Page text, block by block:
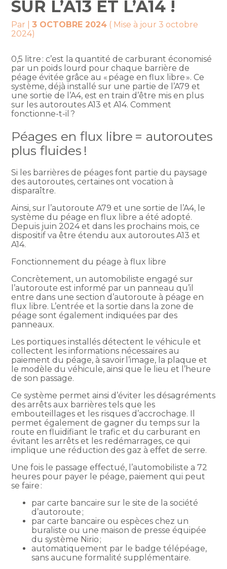
SUR L’A13 ET L’A14 !
Par |3 OCTOBRE 2024 ( Mise à jour 3 octobre
2024)
0,5 litre : c’est la quantité de carburant économisé
par un poids lourd pour chaque barrière de
péage évitée grâce au « péage en flux libre ». Ce
système, déjà installé sur une partie de l’A79 et
une sortie de l’A4, est en train d’être mis en plus
sur les autoroutes A13 et A14. Comment
fonctionne-t-il ?
Péages en flux libre = autoroutes
plus fluides !
Si les barrières de péages font partie du paysage
des autoroutes, certaines ont vocation à
disparaître.
Ainsi, sur l’autoroute A79 et une sortie de l’A4, le
système du péage en flux libre a été adopté.
Depuis juin 2024 et dans les prochains mois, ce
dispositif va être étendu aux autoroutes A13 et
A14.
Fonctionnement du péage à flux libre
Concrètement, un automobiliste engagé sur
l’autoroute est informé par un panneau qu’il
entre dans une section d’autoroute à péage en
flux libre. L’entrée et la sortie dans la zone de
péage sont également indiquées par des
panneaux.
Les portiques installés détectent le véhicule et
collectent les informations nécessaires au
paiement du péage, à savoir l’image, la plaque et
le modèle du véhicule, ainsi que le lieu et l’heure
de son passage.
Ce système permet ainsi d’éviter les désagréments
des arrêts aux barrières tels que les
embouteillages et les risques d’accrochage. Il
permet également de gagner du temps sur la
route en fluidifiant le trafic et du carburant en
évitant les arrêts et les redémarrages, ce qui
implique une réduction des gaz à effet de serre.
Une fois le passage effectué, l’automobiliste a 72
heures pour payer le péage, paiement qui peut
se faire :
par carte bancaire sur le site de la société
d’autoroute ;
par carte bancaire ou espèces chez un
buraliste ou une maison de presse équipée
du système Nirio ;
automatiquement par le badge télépéage,
sans aucune formalité supplémentaire.